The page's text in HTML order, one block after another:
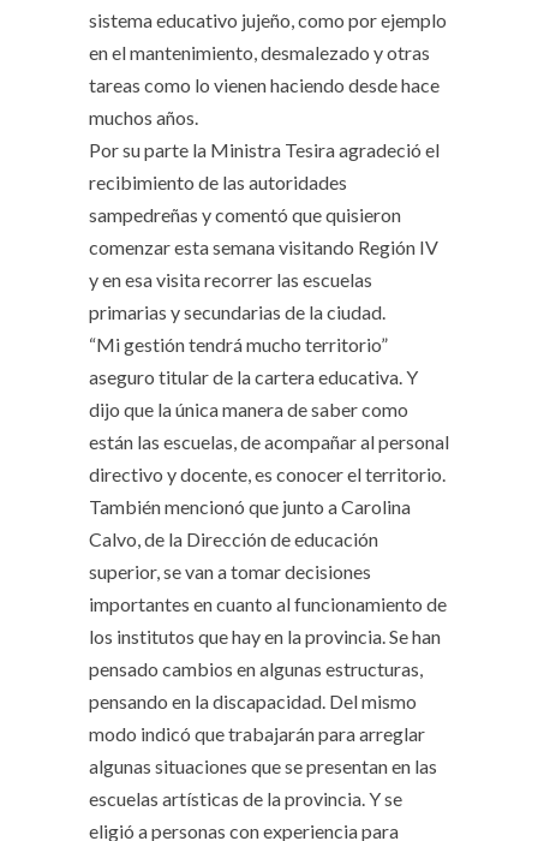
sistema educativo jujeño, como por ejemplo
en el mantenimiento, desmalezado y otras
tareas como lo vienen haciendo desde hace
muchos años.
Por su parte la Ministra Tesira agradeció el
recibimiento de las autoridades
sampedreñas y comentó que quisieron
comenzar esta semana visitando Región IV
y en esa visita recorrer las escuelas
primarias y secundarias de la ciudad.
“Mi gestión tendrá mucho territorio”
aseguro titular de la cartera educativa. Y
dijo que la única manera de saber como
están las escuelas, de acompañar al personal
directivo y docente, es conocer el territorio.
También mencionó que junto a Carolina
Calvo, de la Dirección de educación
superior, se van a tomar decisiones
importantes en cuanto al funcionamiento de
los institutos que hay en la provincia. Se han
pensado cambios en algunas estructuras,
pensando en la discapacidad. Del mismo
modo indicó que trabajarán para arreglar
algunas situaciones que se presentan en las
escuelas artísticas de la provincia. Y se
eligió a personas con experiencia para